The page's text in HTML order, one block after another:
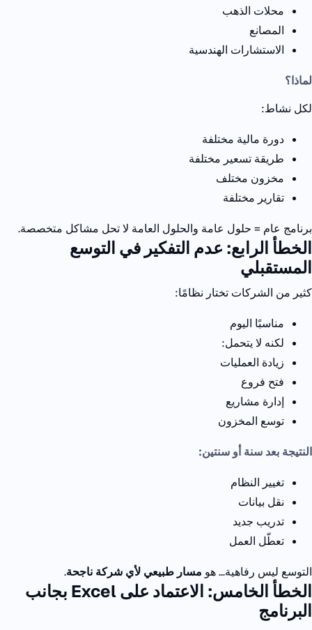
محلات الذهب
المصانع
الاستشارات الهندسية
لماذا؟
لكل نشاط:
دورة مالية مختلفة
طريقة تسعير مختلفة
مخزون مختلف
تقارير مختلفة
برنامج عام = حلول عامة والحلول العامة لا تحل مشاكل متخصصة.
الخطأ الرابع: عدم التفكير في التوسع
المستقبلي
كثير من الشركات تختار نظامًا:
مناسبًا اليوم
لكنه لا يتحمل:
زيادة العمليات
فتح فروع
إدارة مشاريع
توسع المخزون
النتيجة بعد سنة أو سنتين:
تغيير النظام
نقل بيانات
تدريب جديد
تعطّل العمل
التوسع ليس رفاهية…هو مسار طبيعي لأي شركة ناجحة.
الخطأ الخامس: الاعتماد على Excel بجانب
البرنامج